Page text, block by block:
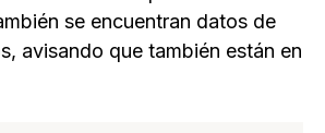
se encuentran datos de
avisando que también están en